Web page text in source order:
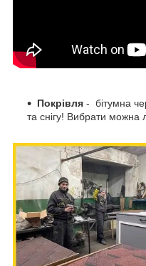
Покрівля - бітумна
та снігу! Вибрати можна